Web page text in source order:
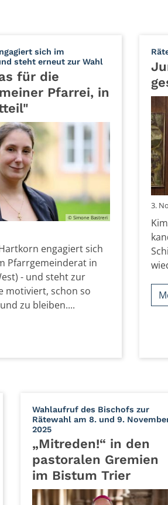
sich im
steht erneut zur Wahl:
für die
Pfarrei, in
© Simone Bastreri
engagiert sich
Pfarrgemeinderat in
- und steht zur
motiviert, schon so
zu bleiben....
3.
Wahlaufruf des Bischofs zur
Rätewahl am 8. und 9.
2025:
„Mitreden!“ in den
pastoralen Gremien
im Bistum Trier